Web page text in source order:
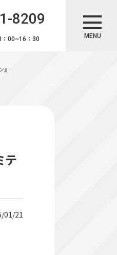
8209
00~16：30 MENU
テ
01/21